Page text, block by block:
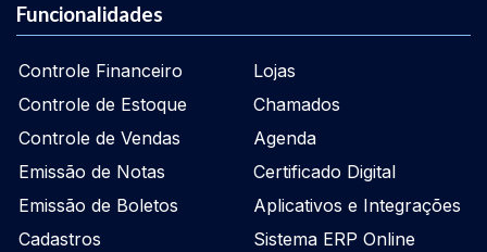
Funcionalidades
Controle Financeiro
Controle de Estoque
Controle de Vendas
Emissão de Notas
Emissão de Boletos
Cadastros
Lojas
Chamados
Agenda
Certificado Digital
Aplicativos e Integrações
Sistema ERP Online